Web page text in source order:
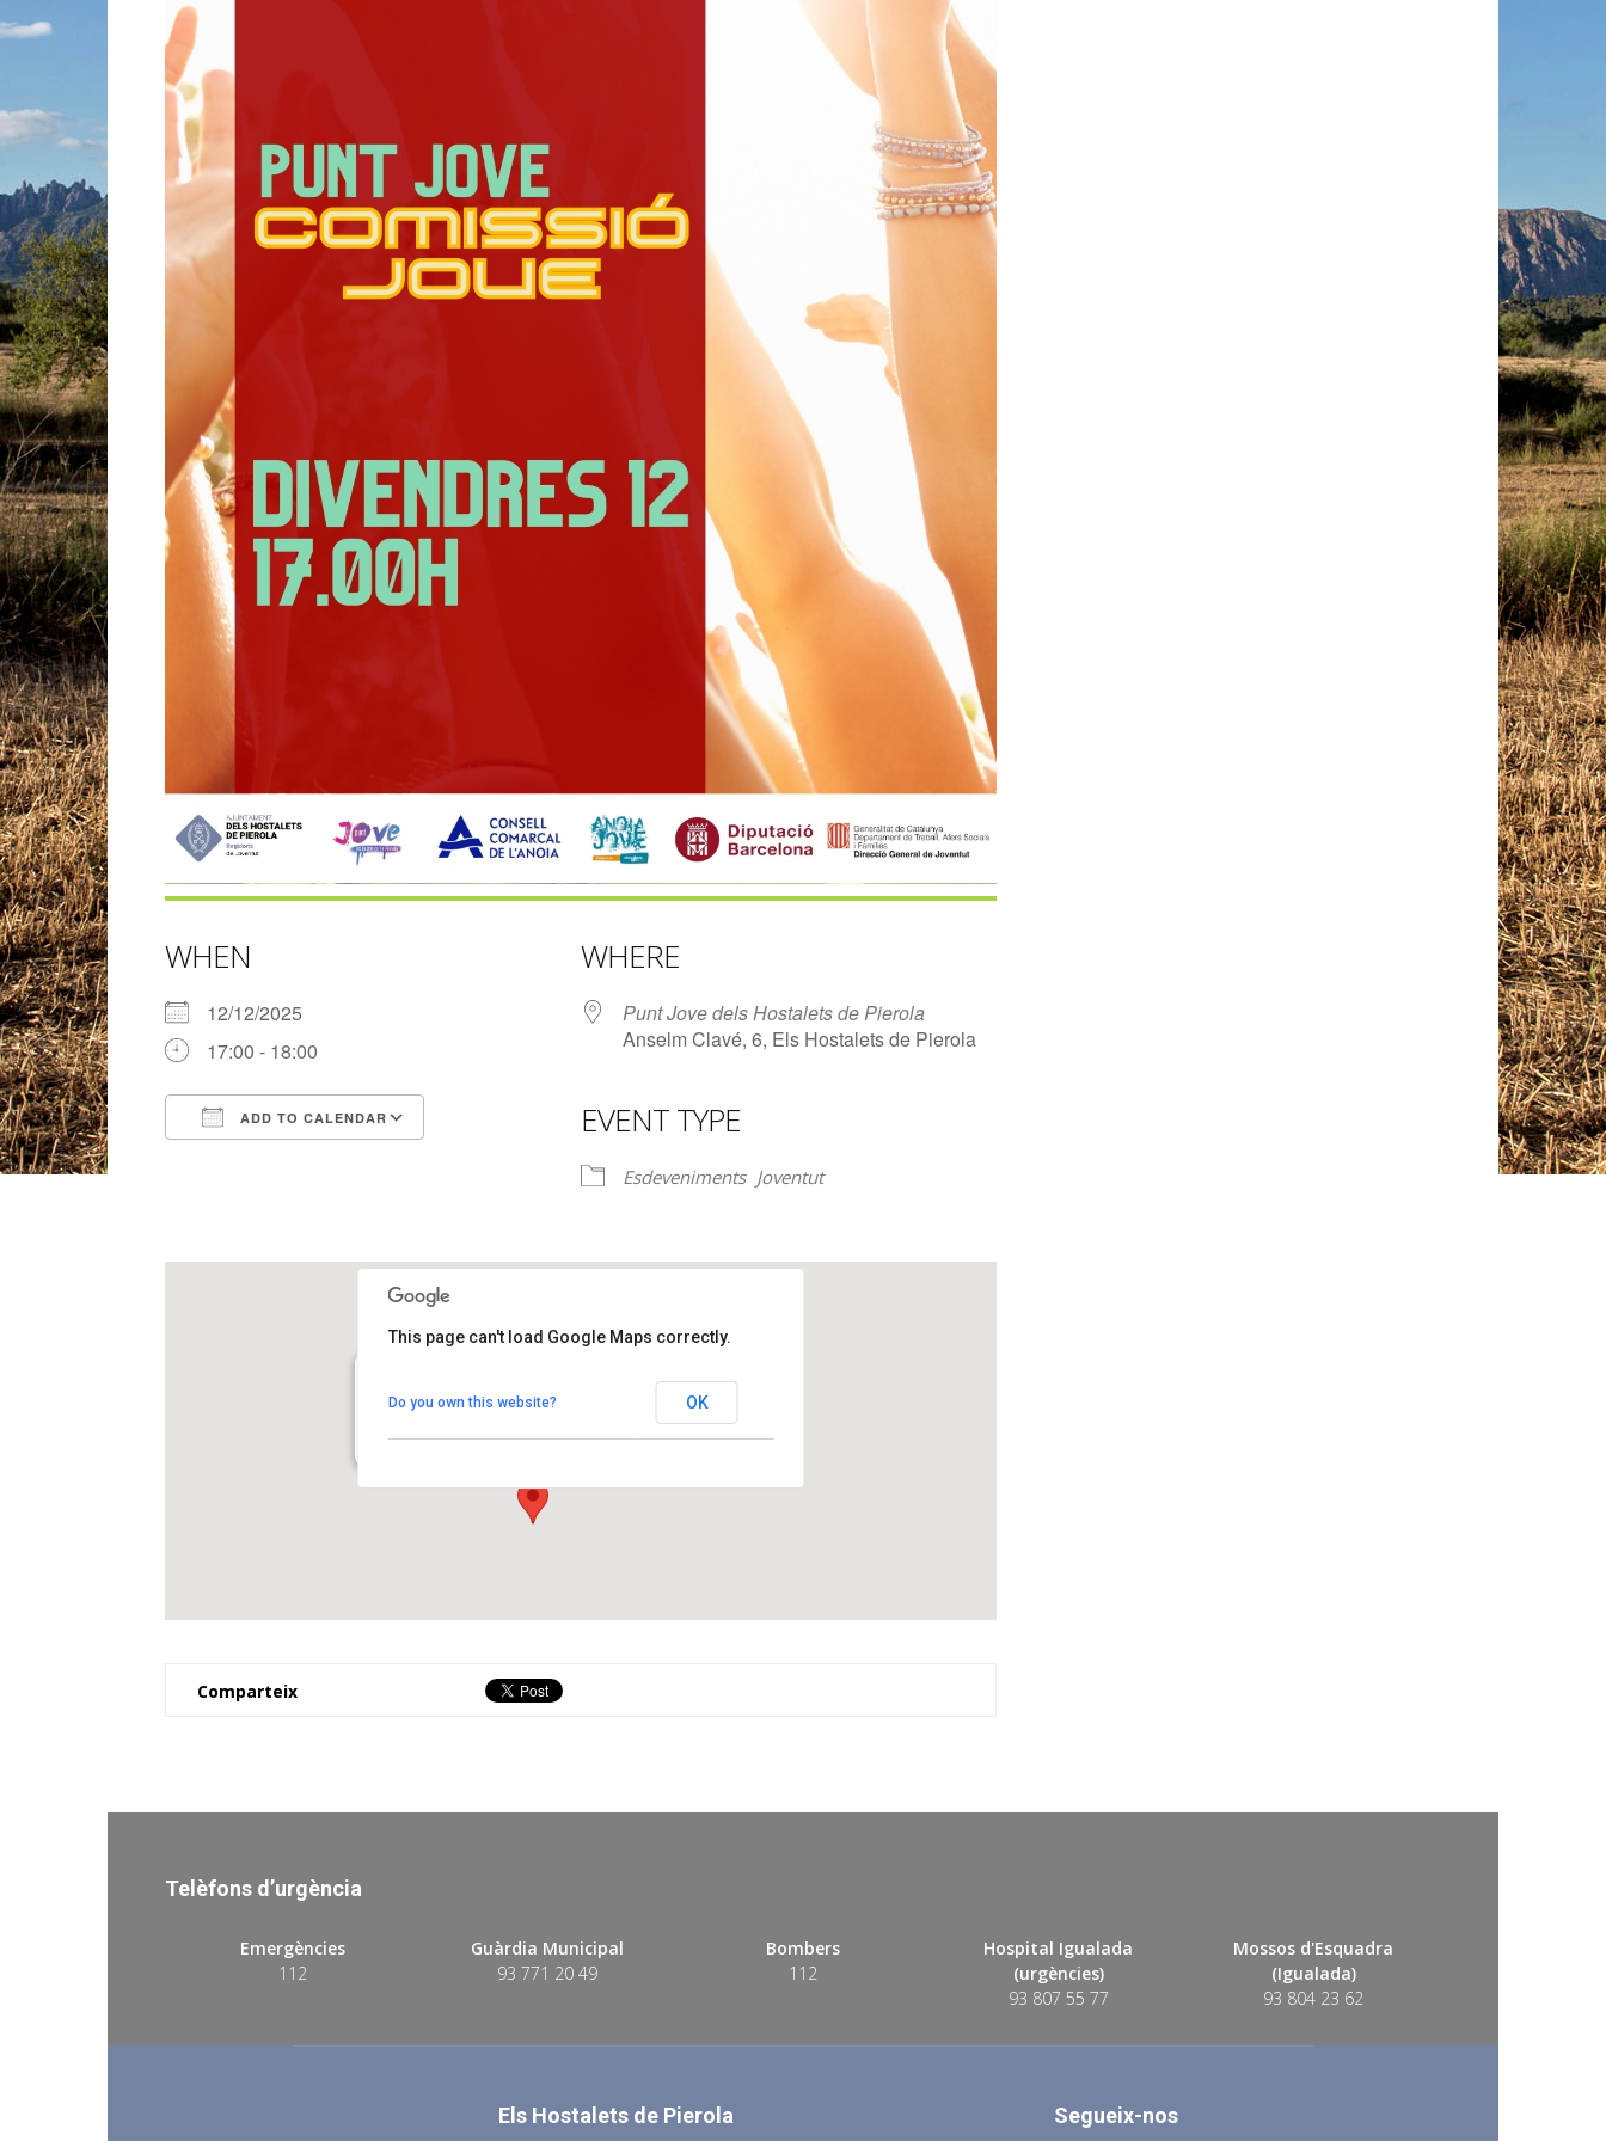
WHEN
12/12/2025
17:00 - 18:00
ADD TO CALENDAR
Google Calendar
WHERE
Punt Jove dels Hostalets de Pierola
Anselm Clavé, 6, Els Hostalets de Pierola
EVENT TYPE
Esdeveniments Joventut
View Events
This page can't load Google Maps correctly.
Do you own this website? OK
Comparteix
Telèfons d’urgència
Emergències
112
Guàrdia Municipal
93 771 20 49
Bombers
112
Hospital Igualada
(urgències)
93 807 55 77
Mossos d'Esquadra
(Igualada)
93 804 23 62
Els Hostalets de Pierola Segueix-nos